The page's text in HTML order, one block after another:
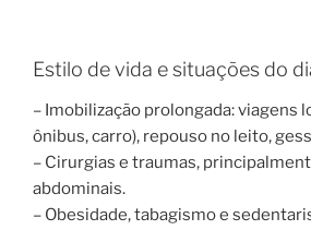
Estilo de vida e situações do
– Imobilização prolongada: viagens
ônibus, carro), repouso no leito,
– Cirurgias e traumas,
abdominais.
– Obesidade, tabagismo e